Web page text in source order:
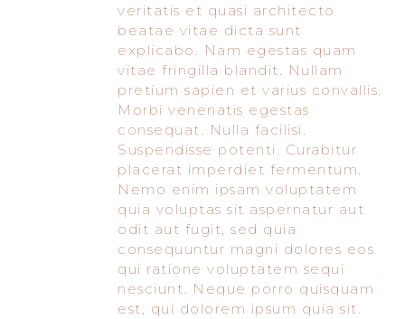
veritatis et quasi architecto
beatae vitae dicta sunt
explicabo. Nam egestas quam
vitae fringilla blandit. Nullam
pretium sapien et varius convallis.
Morbi venenatis egestas
consequat. Nulla facilisi.
Suspendisse potenti. Curabitur
placerat imperdiet fermentum.
Nemo enim ipsam voluptatem
quia voluptas sit aspernatur aut
odit aut fugit, sed quia
consequuntur magni dolores eos
qui ratione voluptatem sequi
nesciunt. Neque porro quisquam
est, qui dolorem ipsum quia sit.